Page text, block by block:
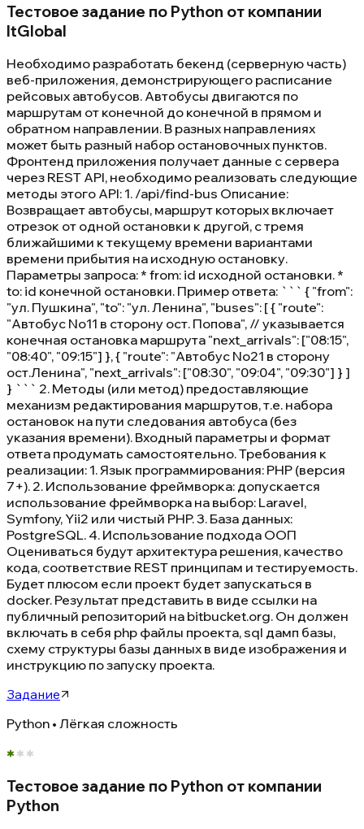
Тестовое задание по Python от компании
ItGlobal
Необходимо разработать бекенд (серверную часть)
веб-приложения, демонстрирующего расписание
рейсовых автобусов. Автобусы двигаются по
маршрутам от конечной до конечной в прямом и
обратном направлении. В разных направлениях
может быть разный набор остановочных пунктов.
Фронтенд приложения получает данные с сервера
через REST API, необходимо реализовать следующие
методы этого API: 1. /api/find-bus Описание:
Возвращает автобусы, маршрут которых включает
отрезок от одной остановки к другой, с тремя
ближайшими к текущему времени вариантами
времени прибытия на исходную остановку.
Параметры запроса: * from: id исходной остановки. *
to: id конечной остановки. Пример ответа: ``` { "from":
"ул. Пушкина", "to": "ул. Ленина", "buses": [ { "route":
"Автобус No11 в сторону ост. Попова", // указывается
конечная остановка маршрута "next_arrivals": ["08:15",
"08:40", "09:15"] }, { "route": "Автобус No21 в сторону
ост.Ленина", "next_arrivals": ["08:30", "09:04", "09:30"] } ]
} ``` 2. Методы (или метод) предоставляющие
механизм редактирования маршрутов, т.е. набора
остановок на пути следования автобуса (без
указания времени). Входный параметры и формат
ответа продумать самостоятельно. Требования к
реализации: 1. Язык программирования: PHP (версия
7+). 2. Использование фреймворка: допускается
использование фреймворка на выбор: Laravel,
Symfony, Yii2 или чистый PHP. 3. База данных:
PostgreSQL. 4. Использование подхода ООП
Оцениваться будут архитектура решения, качество
кода, соответствие REST принципам и тестируемость.
Будет плюсом если проект будет запускаться в
docker. Результат представить в виде ссылки на
публичный репозиторий на bitbucket.org. Он должен
включать в себя php файлы проекта, sql дамп базы,
схему структуры базы данных в виде изображения и
инструкцию по запуску проекта.
Задание
Python • Лёгкая сложность
Тестовое задание по Python от компании
Python